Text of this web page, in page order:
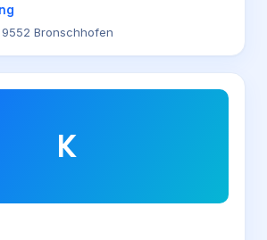
9552 Bronschhofen
K